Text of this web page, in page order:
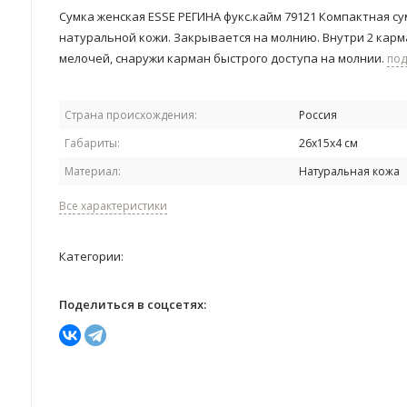
Сумка женская ESSE РЕГИНА фукс.кайм 79121 Компактная
натуральной кожи. Закрывается на молнию. Внутри 2
мелочей, снаружи карман быстрого доступа на молнии.
Страна происхождения:
Россия
Габариты:
26х15х4 см
Материал:
Натуральная кожа
Все характеристики
Категории:
Поделиться в соцсетях: